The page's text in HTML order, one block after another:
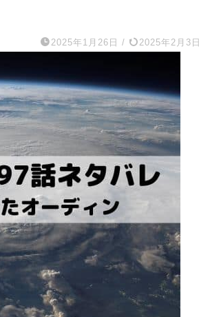
2025年1月26日 / 2025年2月3日